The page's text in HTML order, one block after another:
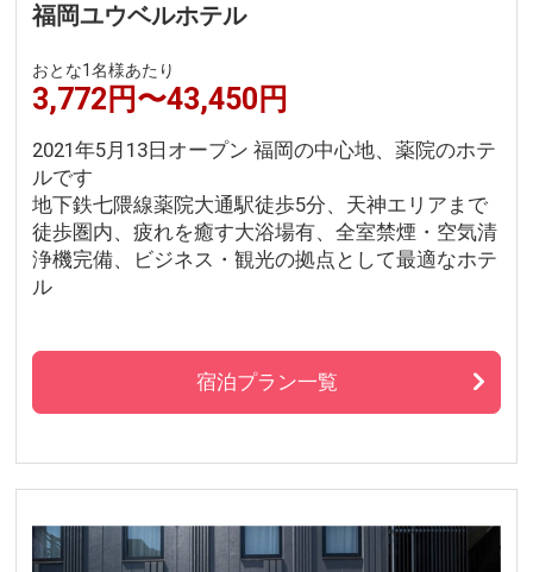
福岡ユウベルホテル
おとな1名様あたり
3,772円〜43,450円
2021年5月13日オープン 福岡の中心地、薬院のホテ
ルです
地下鉄七隈線薬院大通駅徒歩5分、天神エリアまで
徒歩圏内、疲れを癒す大浴場有、全室禁煙・空気清
浄機完備、ビジネス・観光の拠点として最適なホテ
ル
宿泊プラン一覧